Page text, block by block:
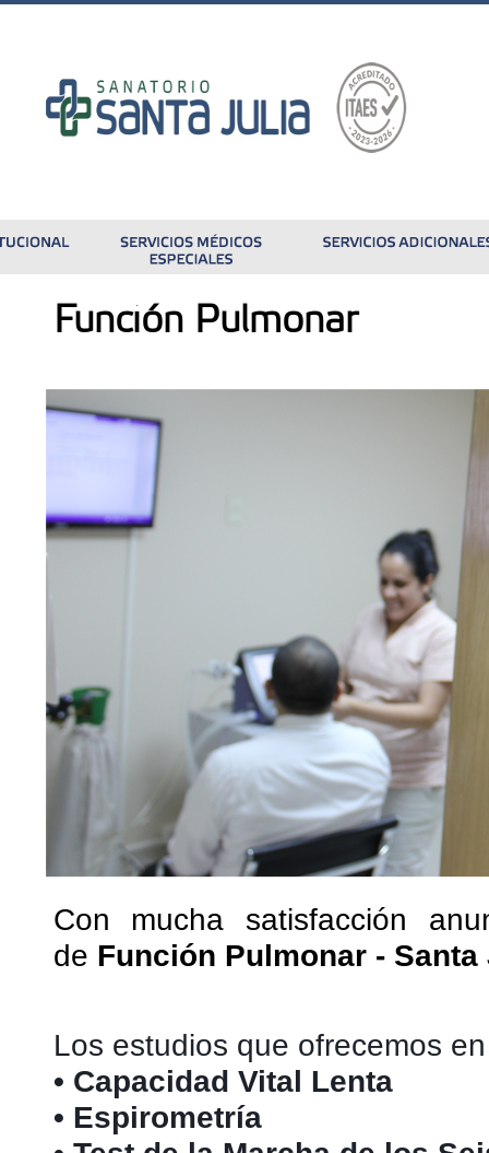
Función Pulmonar
Con mucha satisfacción
de Función Pulmonar -
Los estudios que ofrecemos
• Capacidad Vital Lenta
• Espirometría